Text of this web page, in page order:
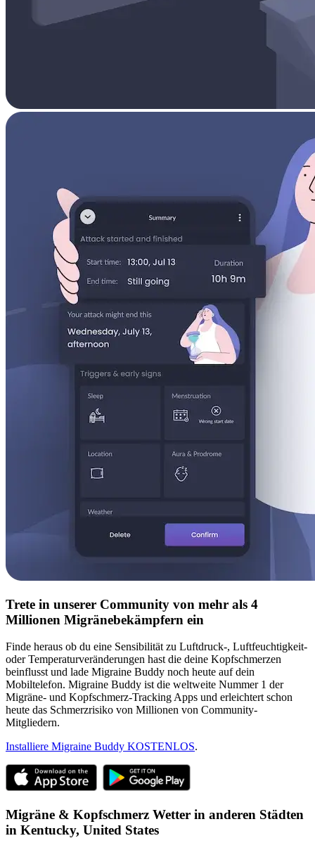
Trete in unserer Community von mehr als 4
Millionen Migränebekämpfern ein
Finde heraus ob du eine Sensibilität zu Luftdruck-, Luftfeuchtigkeit-
oder Temperaturveränderungen hast die deine Kopfschmerzen
beinflusst und lade Migraine Buddy noch heute auf dein
Mobiltelefon. Migraine Buddy ist die weltweite Nummer 1 der
Migräne- und Kopfschmerz-Tracking Apps und erleichtert schon
heute das Schmerzrisiko von Millionen von Community-
Mitgliedern.
Installiere Migraine Buddy KOSTENLOS.
Migräne & Kopfschmerz Wetter in anderen Städten
in Kentucky, United States